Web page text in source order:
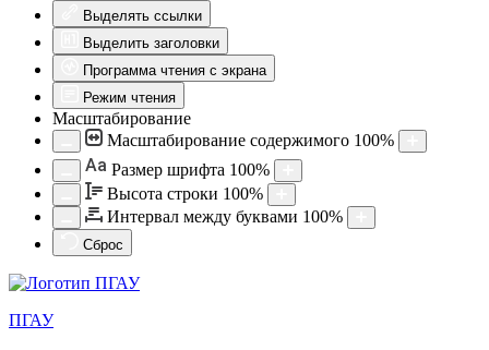
Выделять ссылки
Выделить заголовки
Программа чтения с экрана
Режим чтения
Масштабирование
Масштабирование содержимого 100%
Aa Размер шрифта 100%
Высота строки 100%
Интервал между буквами 100%
Сброс
ПГАУ